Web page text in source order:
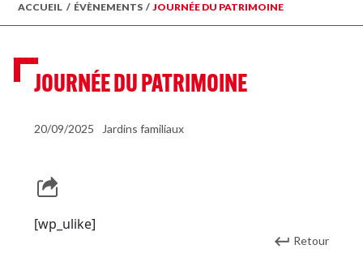
ACCUEIL / ÉVÈNEMENTS / JOURNÉE DU PATRIMOINE
JOURNÉE DU PATRIMOINE
20/09/2025 Jardins familiaux
[wp_ulike]
Retour